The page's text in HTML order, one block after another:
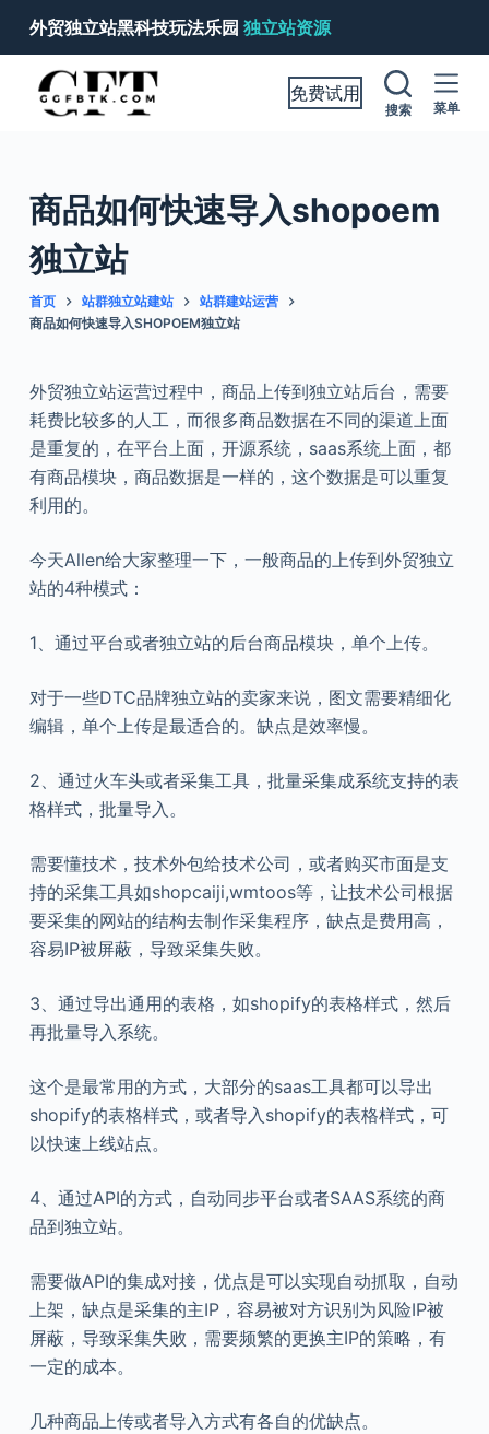
跳
过
内
外贸独立站黑科技玩法乐园 独立站资源
免费试用
搜索 菜单
商品如何快速导入shopoem
独立站
首页 站群独立站建站
站群建站运营
商品如何快速导入SHOPOEM独立站
外贸独立站运营过程中，商品上传到独立站后台，需要
耗费比较多的人工，而很多商品数据在不同的渠道上面
是重复的，在平台上面，开源系统，saas系统上面，都
有商品模块，商品数据是一样的，这个数据是可以重复
利用的。
今天Allen给大家整理一下，一般商品的上传到外贸独立
站的4种模式：
1、通过平台或者独立站的后台商品模块，单个上传。
对于一些DTC品牌独立站的卖家来说，图文需要精细化
编辑，单个上传是最适合的。缺点是效率慢。
2、通过火车头或者采集工具，批量采集成系统支持的表
格样式，批量导入。
需要懂技术，技术外包给技术公司，或者购买市面是支
持的采集工具如shopcaiji,wmtoos等，让技术公司根据
要采集的网站的结构去制作采集程序，缺点是费用高，
容易IP被屏蔽，导致采集失败。
3、通过导出通用的表格，如shopify的表格样式，然后
再批量导入系统。
这个是最常用的方式，大部分的saas工具都可以导出
shopify的表格样式，或者导入shopify的表格样式，可
以快速上线站点。
4、通过API的方式，自动同步平台或者SAAS系统的商
品到独立站。
需要做API的集成对接，优点是可以实现自动抓取，自动
上架，缺点是采集的主IP，容易被对方识别为风险IP被
屏蔽，导致采集失败，需要频繁的更换主IP的策略，有
一定的成本。
几种商品上传或者导入方式有各自的优缺点。